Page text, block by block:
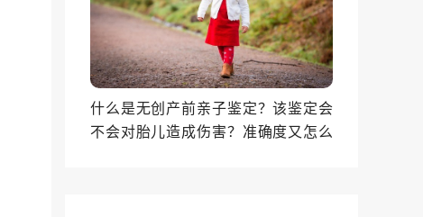
什么是无创产前亲子鉴定？该鉴定会
不会对胎儿造成伤害？准确度又怎么